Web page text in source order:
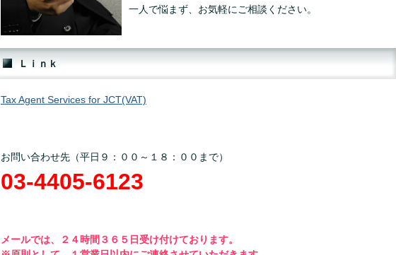
一人で悩まず、お気軽にご相談ください。
Ｌｉｎｋ
Tax Agent Services for JCT(VAT)
お問い合わせ先（平日９：００～１８：００まで）
03-4405-6123
メールでは、２４時間３６５日受け付けております。